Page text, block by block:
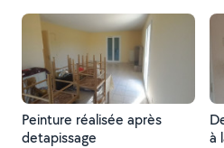
ratissage
Peinture réalisée après
detapissage
à